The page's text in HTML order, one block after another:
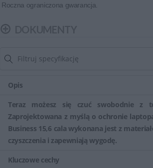
Roczna ograniczona gwarancja.
Opis
Teraz możesz się czuć swobodnie z
Zaprojektowana z myślą o ochronie
Business 15,6 cala wykonana jest z
czyszczenia i zapewniają wygodę.
Kluczowe cechy